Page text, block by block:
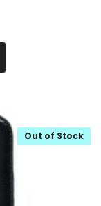
Out of Stock